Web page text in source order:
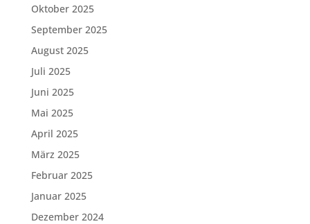
Oktober 2025
September 2025
August 2025
Juli 2025
Juni 2025
Mai 2025
April 2025
März 2025
Februar 2025
Januar 2025
Dezember 2024